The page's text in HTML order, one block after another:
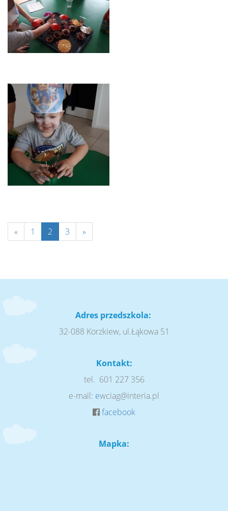
« 1 2 3 »
Adres przedszkola:
32-088 Korzkiew, ul.Łąkowa 51
Kontakt:
tel. 601 227 356
e-mail: ewciag@interia.pl
facebook
Mapka: